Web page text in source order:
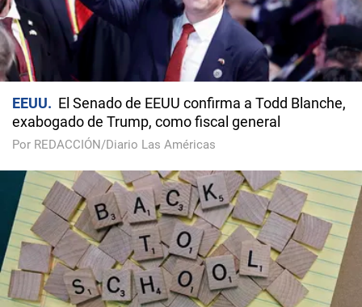
EEUU
El Senado de EEUU confirma a Todd Blanche,
exabogado de Trump, como fiscal general
Por REDACCIÓN/Diario Las Américas